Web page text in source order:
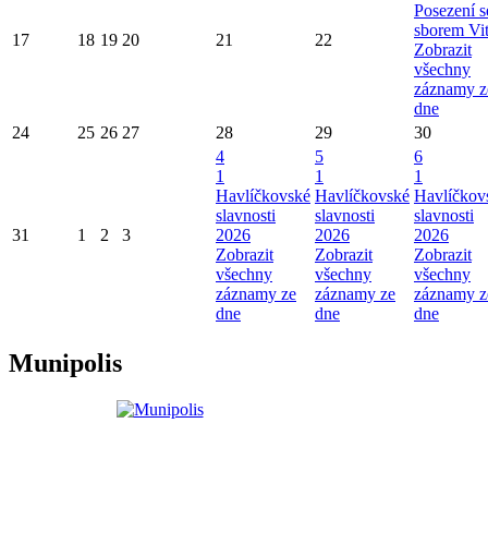
17 18 19 20 21 22
Posezení
sborem
Zobrazit
všechny
záznamy
dne
24
25 26 27 28 29 30
31 1 2 3
4
1
Havlíčkovské
slavnosti
2026
Zobrazit
všechny
záznamy ze
dne
5
1
Havlíčkovské
slavnosti
2026
Zobrazit
všechny
záznamy ze
dne
6
1
slavnosti
2026
Zobrazit
všechny
záznamy
dne
Munipolis